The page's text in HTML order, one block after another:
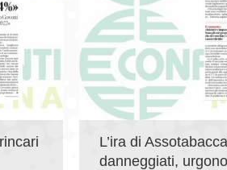
L’ira di
danneggiati,